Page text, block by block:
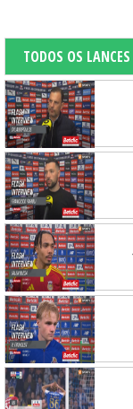
TODOS OS LANCES